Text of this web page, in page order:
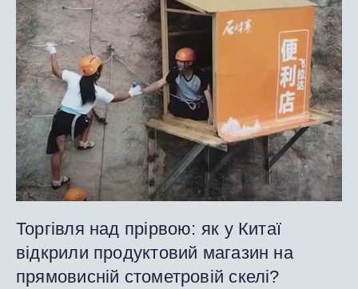
Торгівля над прірвою: як у Китаї
відкрили продуктовий магазин на
прямовисній стометровій скелі?